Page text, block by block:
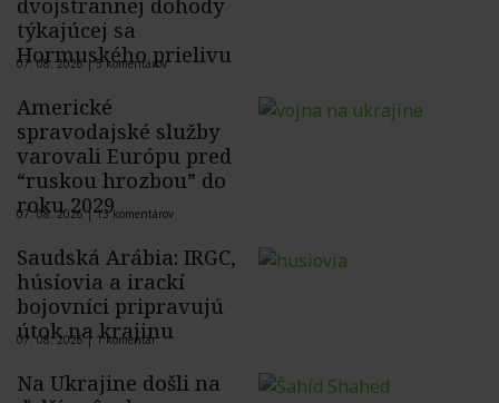
dvojstrannej dohody
týkajúcej sa
Hormuského prielivu
07. 08. 2026 |5 komentárov
Americké
spravodajské služby
varovali Európu pred
“ruskou hrozbou” do
roku 2029
07. 08. 2026 |13 komentárov
Saudská Arábia: IRGC,
húsíovia a irackí
bojovníci pripravujú
útok na krajinu
07. 08. 2026 | 1 komentár
Na Ukrajine došli na